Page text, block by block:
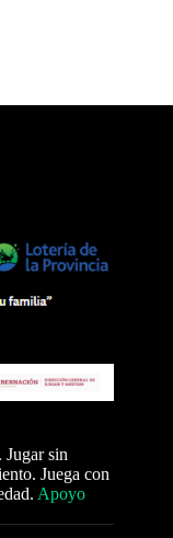
Jugar sin
Juega con
Apoyo